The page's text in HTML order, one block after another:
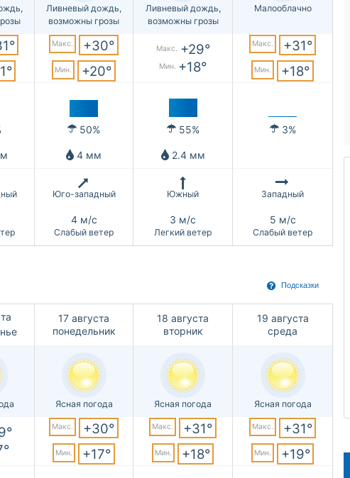
Ливневый дождь,
возможны грозы
Ливневый дождь,
возможны грозы
Малооблачно
Макс. +30°
Мин. +20°
Макс. +29°
Мин. +18°
Макс. +31°
Мин. +18°
50% 55% 3%
4 мм 2.4 мм
Юго-западный Южный Западный
4 м/с
Слабый ветер
3 м/с
Легкий ветер
5 м/с
Слабый ветер
Подсказки
17 августа
понедельник
18 августа
вторник
19 августа
среда
Ясная погода Ясная погода Ясная погода
Макс. +30°
Мин. +17°
Макс. +31°
Мин. +18°
Макс. +31°
Мин. +19°